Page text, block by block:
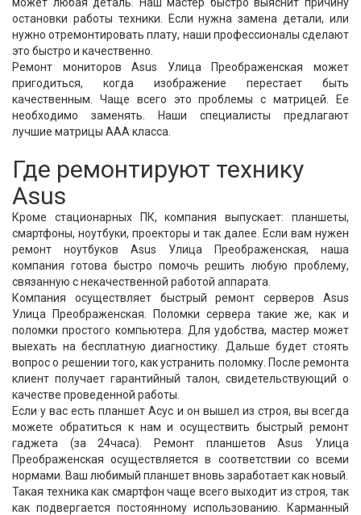
остановки работы техники. Если нужна замена детали, или
нужно отремонтировать плату, наши профессионалы сделают
это быстро и качественно.
Ремонт мониторов Asus Улица Преображенская может
пригодиться, когда изображение перестает быть
качественным. Чаще всего это проблемы с матрицей. Ее
необходимо заменять. Наши специалисты предлагают
лучшие матрицы ААА класса.
Где ремонтируют технику
Asus
Кроме стационарных ПК, компания выпускает: планшеты,
смартфоны, ноутбуки, проекторы и так далее. Если вам нужен
ремонт ноутбуков Asus Улица Преображенская, наша
компания готова быстро помочь решить любую проблему,
связанную с некачественной работой аппарата.
Компания осуществляет быстрый ремонт серверов Asus
Улица Преображенская. Поломки сервера такие же, как и
поломки простого компьютера. Для удобства, мастер может
выехать на бесплатную диагностику. Дальше будет стоять
вопрос о решении того, как устранить поломку. После ремонта
клиент получает гарантийный талон, свидетельствующий о
качестве проведенной работы.
Если у вас есть планшет Асус и он вышел из строя, вы всегда
можете обратиться к нам и осуществить быстрый ремонт
гаджета (за 24часа). Ремонт планшетов Asus Улица
Преображенская осуществляется в соответствии со всеми
нормами. Ваш любимый планшет вновь заработает как новый.
Такая техника как смартфон чаще всего выходит из строя, так
как подвергается постоянному использованию. Карманный